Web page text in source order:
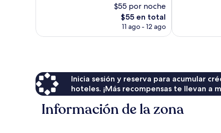
$55 por noche
El
precio
$55 en total
11 ago - 12 ago
Inicia sesión y reserva para acumular
hoteles. ¡Más recompensas te llevan a
Información de la zona